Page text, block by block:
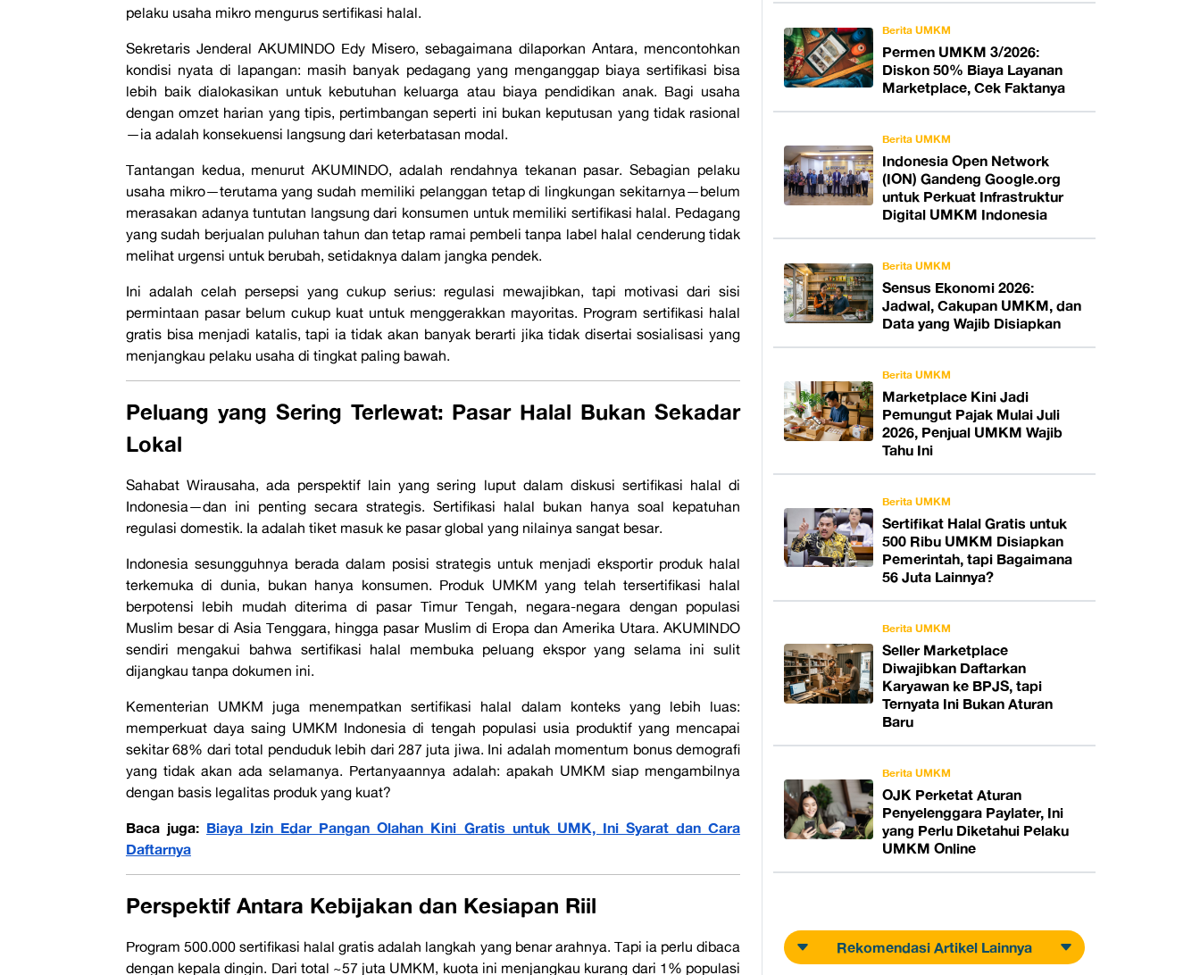
pelaku usaha mikro mengurus sertifikasi halal.
Sekretaris Jenderal AKUMINDO Edy Misero, sebagaimana dilaporkan Antara, mencontohkan
kondisi nyata di lapangan: masih banyak pedagang yang menganggap biaya sertifikasi bisa
lebih baik dialokasikan untuk kebutuhan keluarga atau biaya pendidikan anak. Bagi usaha
dengan omzet harian yang tipis, pertimbangan seperti ini bukan keputusan yang tidak rasional
—ia adalah konsekuensi langsung dari keterbatasan modal.
Tantangan kedua, menurut AKUMINDO, adalah rendahnya tekanan pasar. Sebagian pelaku
usaha mikro—terutama yang sudah memiliki pelanggan tetap di lingkungan sekitarnya—belum
merasakan adanya tuntutan langsung dari konsumen untuk memiliki sertifikasi halal. Pedagang
yang sudah berjualan puluhan tahun dan tetap ramai pembeli tanpa label halal cenderung tidak
melihat urgensi untuk berubah, setidaknya dalam jangka pendek.
Ini adalah celah persepsi yang cukup serius: regulasi mewajibkan, tapi motivasi dari sisi
permintaan pasar belum cukup kuat untuk menggerakkan mayoritas. Program sertifikasi halal
gratis bisa menjadi katalis, tapi ia tidak akan banyak berarti jika tidak disertai sosialisasi yang
menjangkau pelaku usaha di tingkat paling bawah.
Peluang yang Sering Terlewat: Pasar Halal Bukan Sekadar
Lokal
Sahabat Wirausaha, ada perspektif lain yang sering luput dalam diskusi sertifikasi halal di
Indonesia—dan ini penting secara strategis. Sertifikasi halal bukan hanya soal kepatuhan
regulasi domestik. Ia adalah tiket masuk ke pasar global yang nilainya sangat besar.
Indonesia sesungguhnya berada dalam posisi strategis untuk menjadi eksportir produk halal
terkemuka di dunia, bukan hanya konsumen. Produk UMKM yang telah tersertifikasi halal
berpotensi lebih mudah diterima di pasar Timur Tengah, negara-negara dengan populasi
Muslim besar di Asia Tenggara, hingga pasar Muslim di Eropa dan Amerika Utara. AKUMINDO
sendiri mengakui bahwa sertifikasi halal membuka peluang ekspor yang selama ini sulit
dijangkau tanpa dokumen ini.
Kementerian UMKM juga menempatkan sertifikasi halal dalam konteks yang lebih luas:
memperkuat daya saing UMKM Indonesia di tengah populasi usia produktif yang mencapai
sekitar 68% dari total penduduk lebih dari 287 juta jiwa. Ini adalah momentum bonus demografi
yang tidak akan ada selamanya. Pertanyaannya adalah: apakah UMKM siap mengambilnya
dengan basis legalitas produk yang kuat?
Baca juga: Biaya Izin Edar Pangan Olahan Kini Gratis untuk UMK, Ini Syarat dan Cara
Daftarnya
Perspektif Antara Kebijakan dan Kesiapan Riil
Program 500.000 sertifikasi halal gratis adalah langkah yang benar arahnya. Tapi ia perlu dibaca
dengan kepala dingin. Dari total ~57 juta UMKM, kuota ini menjangkau kurang dari 1% populasi
Berita UMKM
Permen UMKM 3/2026:
Diskon 50% Biaya Layanan
Marketplace, Cek Faktanya
Berita UMKM
Indonesia Open Network
(ION) Gandeng Google.org
untuk Perkuat Infrastruktur
Digital UMKM Indonesia
Berita UMKM
Sensus Ekonomi 2026:
Jadwal, Cakupan UMKM, dan
Data yang Wajib Disiapkan
Berita UMKM
Marketplace Kini Jadi
Pemungut Pajak Mulai Juli
2026, Penjual UMKM Wajib
Tahu Ini
Berita UMKM
Sertifikat Halal Gratis untuk
500 Ribu UMKM Disiapkan
Pemerintah, tapi Bagaimana
56 Juta Lainnya?
Berita UMKM
Seller Marketplace
Diwajibkan Daftarkan
Karyawan ke BPJS, tapi
Ternyata Ini Bukan Aturan
Baru
Berita UMKM
OJK Perketat Aturan
Penyelenggara Paylater, Ini
yang Perlu Diketahui Pelaku
UMKM Online
Rekomendasi Artikel Lainnya